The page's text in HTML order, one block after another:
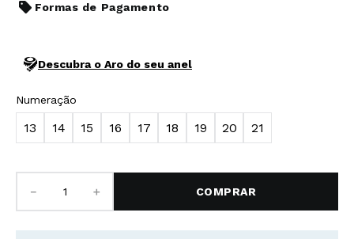
Formas de Pagamento
Descubra o Aro do seu anel
Numeração
13 14 15 16 17 18 19 20 21
＋
－ COMPRAR